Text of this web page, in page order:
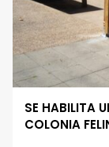
SE HABILITA
COLONIA